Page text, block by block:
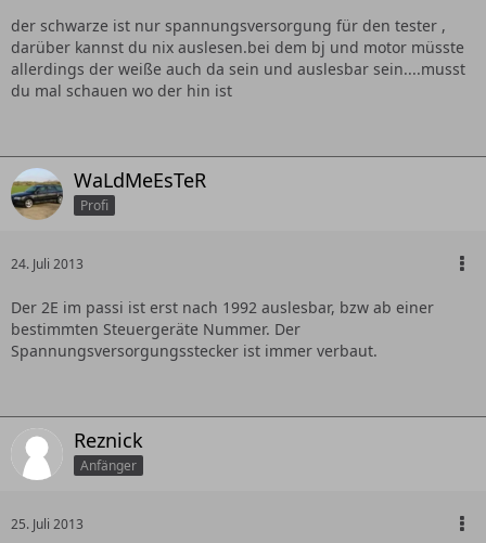
der schwarze ist nur spannungsversorgung für den tester ,
darüber kannst du nix auslesen.bei dem bj und motor müsste
allerdings der weiße auch da sein und auslesbar sein....musst
du mal schauen wo der hin ist
WaLdMeEsTeR
Profi
24. Juli 2013
Der 2E im passi ist erst nach 1992 auslesbar, bzw ab einer
bestimmten Steuergeräte Nummer. Der
Spannungsversorgungsstecker ist immer verbaut.
Reznick
Anfänger
25. Juli 2013